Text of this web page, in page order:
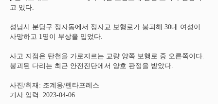
고 있다.
성남시 분당구 정자동에서 정자교 보행로가 붕괴해 30대 여성이
사망하고 1명이 부상을 입었다.
사고 지점은 탄천을 가로지르는 교량 양쪽 보행로 중 오른쪽이다.
붕괴된 다리는 최근 안전진단에서 양호 판정을 받았다.
사진/취재: 조계웅/펜타프레스
기사 입력: 2023-04-06